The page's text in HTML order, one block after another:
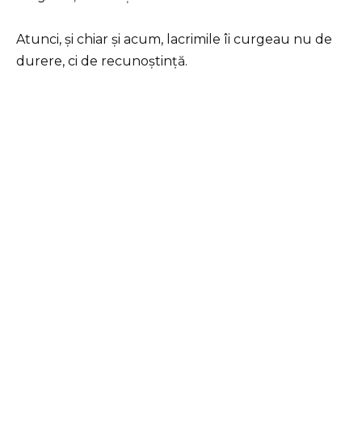
Atunci, și chiar și acum, lacrimile îi curgeau nu de
durere, ci de recunoștință.